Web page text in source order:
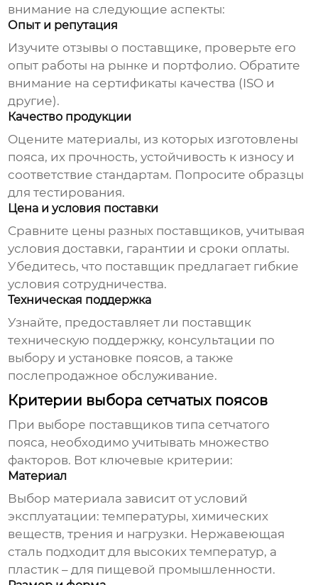
внимание на следующие аспекты:
Опыт и репутация
Изучите отзывы о поставщике, проверьте его
опыт работы на рынке и портфолио. Обратите
внимание на сертификаты качества (ISO и
другие).
Качество продукции
Оцените материалы, из которых изготовлены
пояса, их прочность, устойчивость к износу и
соответствие стандартам. Попросите образцы
для тестирования.
Цена и условия поставки
Сравните цены разных поставщиков, учитывая
условия доставки, гарантии и сроки оплаты.
Убедитесь, что поставщик предлагает гибкие
условия сотрудничества.
Техническая поддержка
Узнайте, предоставляет ли поставщик
техническую поддержку, консультации по
выбору и установке поясов, а также
послепродажное обслуживание.
Критерии выбора сетчатых поясов
При выборе поставщиков типа сетчатого
пояса, необходимо учитывать множество
факторов. Вот ключевые критерии:
Материал
Выбор материала зависит от условий
эксплуатации: температуры, химических
веществ, трения и нагрузки. Нержавеющая
сталь подходит для высоких температур, а
пластик – для пищевой промышленности.